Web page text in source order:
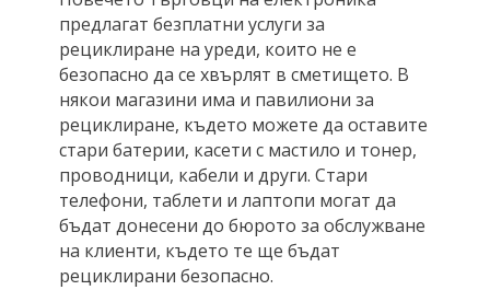
предлагат безплатни услуги за
рециклиране на уреди, които не е
безопасно да се хвърлят в сметището. В
някои магазини има и павилиони за
рециклиране, където можете да оставите
стари батерии, касети с мастило и тонер,
проводници, кабели и други. Стари
телефони, таблети и лаптопи могат да
бъдат донесени до бюрото за обслужване
на клиенти, където те ще бъдат
рециклирани безопасно.